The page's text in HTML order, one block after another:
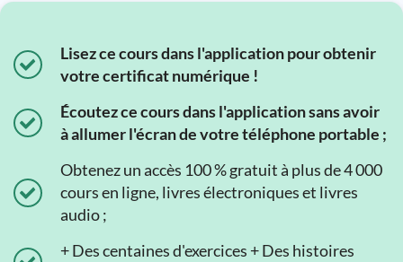
Lisez ce cours dans l'application pour obtenir
votre certificat numérique !
Écoutez ce cours dans l'application sans avoir
à allumer l'écran de votre téléphone portable ;
Obtenez un accès 100 % gratuit à plus de 4 000
cours en ligne, livres électroniques et livres
audio ;
+ Des centaines d'exercices + Des histoires